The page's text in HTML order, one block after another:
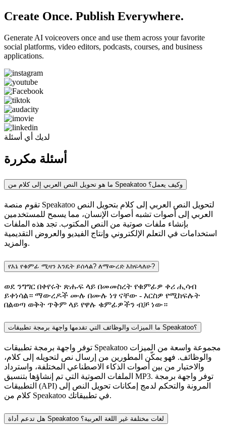
Create Once. Publish Everywhere.
Generate AI voiceovers once and use them across your favorite
social platforms, video editors, podcasts, courses, and business
applications.
لديك أي أسئلة
أسئلة مكررة
ما هو تحويل النص العربي إلى كلام من Speakatoo وكيف يعمل؟
تقوم منصة Speakatoo لتحويل النص العربي إلى كلام بتحويل النص
العربي إلى أصوات تشبه أصوات الإنسان، مما يسمح للمستخدمين
بإنشاء ملفات صوتية من النص المكتوب. تجد هذه الملفات
استخدامات في التعلم الإلكتروني وإنتاج الفيديو والعروض التقديمية
والمزيد.
የእኔ የቁምፊ ሚዛን እንዴት ይሰላል? ለማውረድ እከፍላለሁ?
ወደ ንግግር በቀየሩት ጽሑፍ ላይ በመመስረት የቁምፊዎ ቀሪ ሒሳብ
ይቀነሳል። ማውረዶች ሙሉ በሙሉ ነፃ ናቸው - እርስዎ የሚከፍሉት
በልወጣ ወቅት ጥቅም ላይ የዋሉ ቁምፊዎችን ብቻ ነው።
ما الميزات والوظائف التي تقدمها واجهة برمجة تطبيقات Speakatoo؟
توفر واجهة برمجة تطبيقات Speakatoo مجموعة واسعة من الميزات
والوظائف. فهو يمكّن المطورين من إرسال نص لتحويله إلى كلام،
والاختيار من بين أصوات الذكاء الاصطناعي المختلفة، واسترداد
الملفات الصوتية التي تم إنشاؤها بتنسيق MP3. توفر واجهة برمجة
التطبيقات (API) المرونة والتحكم لدمج إمكانات تحويل النص إلى
كلام من Speakatoo في تطبيقاتك.
هل تدعم أداة Speakatoo لغات مختلفة غير اللغة العربية؟